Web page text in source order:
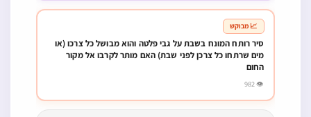
📈 מבוקש
סיר רותח המונח בשבת על גבי פלטה והוא מבושל כל צרכו (או
מים שרתחו כל צרכן לפני שבת) האם מותר לקרבו אל מקור
החום
👁 982